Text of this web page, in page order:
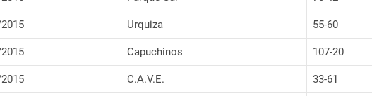
Urquiza 55-60
Capuchinos 107-20
C.A.V.E. 33-61